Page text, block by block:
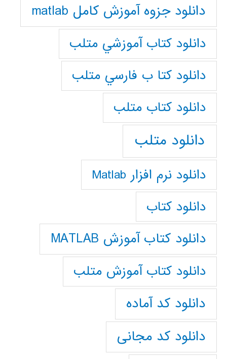
دانلود جزوه آموزش کامل matlab
دانلود كتاب آموزشي متلب
دانلود كتا ب فارسي متلب
دانلود كتاب متلب
دانلود متلب
دانلود نرم افزار Matlab
دانلود کتاب
دانلود کتاب آموزش MATLAB
دانلود کتاب آموزش متلب
دانلود کد آماده
دانلود کد مجانی